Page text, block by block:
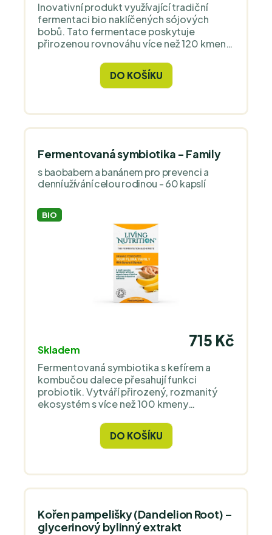
Inovativní produkt využívající tradiční
fermentaci bio naklíčených sójových
bobů. Tato fermentace poskytuje
přirozenou rovnováhu více než 120 kmenů
rámci výživné fermentované potraviny.
DO KOŠÍKU
Fermentovaná symbiotika - Family
s baobabem a banánem pro prevenci a
denní užívání celou rodinou - 60 kapslí
BIO
Skladem
715 Kč
Fermentovaná symbiotika s kefírem a
kombučou dalece přesahují funkci
probiotik. Vytváří přirozený, rozmanitý
ekosystém s více než 100 kmeny
trávicí mikroflóru. Nejde o to, kolik miliard
CFU bakterií do sebe dostanete ve formě
izolátu, ale jaký terén vytvoříte pro tvorbu
DO KOŠÍKU
Kořen pampelišky (Dandelion Root) –
glycerinový bylinný extrakt